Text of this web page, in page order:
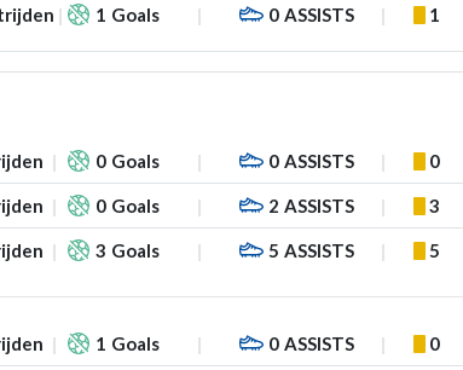
1 Goals 0 ASSISTS 1
0 Goals 0 ASSISTS 0
0 Goals 2 ASSISTS 3
3 Goals 5 ASSISTS 5
1 Goals 0 ASSISTS 0